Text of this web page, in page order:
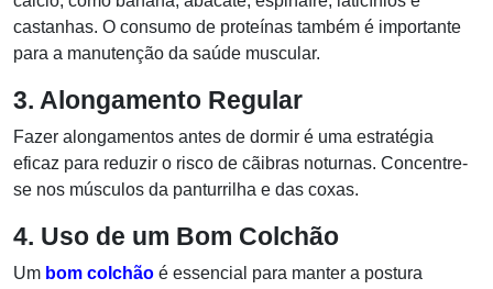
castanhas. O consumo de proteínas também é importante
para a manutenção da saúde muscular.
3. Alongamento Regular
Fazer alongamentos antes de dormir é uma estratégia
eficaz para reduzir o risco de cãibras noturnas. Concentre-
se nos músculos da panturrilha e das coxas.
4. Uso de um Bom Colchão
Um bom colchão é essencial para manter a postura